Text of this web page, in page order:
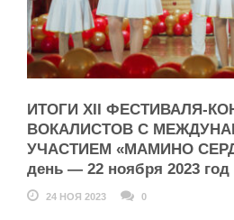
ИТОГИ XII ФЕСТИВАЛЯ-
ВОКАЛИСТОВ С
УЧАСТИЕМ «МАМИНО
день — 22 ноября 2023 год
24 НОЯ 2023 0